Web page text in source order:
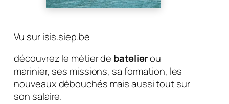
Vu sur isis.siep.be
découvrez le métier de batelierou
marinier, ses missions, sa formation, les
nouveaux débouchés mais aussi tout sur
son salaire.